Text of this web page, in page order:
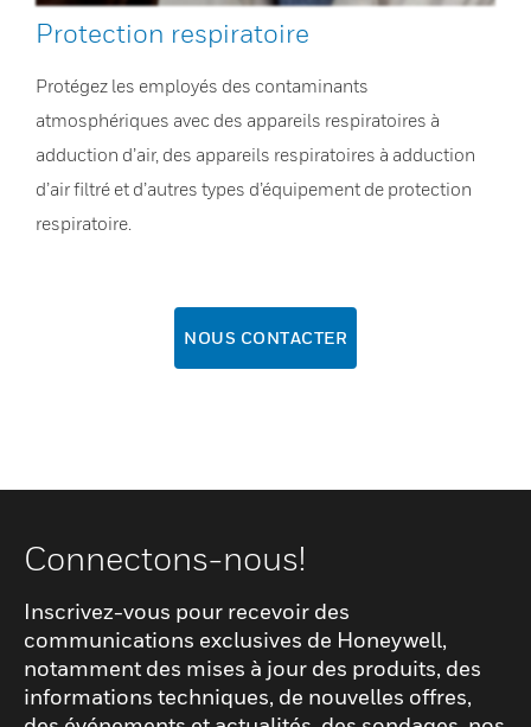
Protection respiratoire
Protégez les employés des contaminants
atmosphériques avec des appareils respiratoires à
adduction d’air, des appareils respiratoires à adduction
d’air filtré et d’autres types d’équipement de protection
respiratoire.
NOUS CONTACTER
Connectons-nous!
Inscrivez-vous pour recevoir des
communications exclusives de Honeywell,
notamment des mises à jour des produits, des
informations techniques, de nouvelles offres,